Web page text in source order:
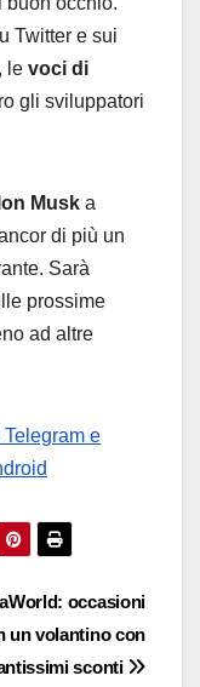
Twitter e sui
le voci di
gli sviluppatori
Musk a
di più un
Sarà
prossime
ad altre
e
occasioni
un volantino con
sconti